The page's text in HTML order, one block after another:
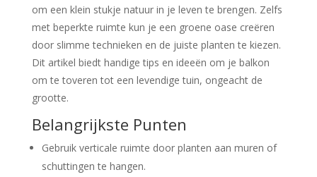
om een klein stukje natuur in je leven te brengen. Zelfs
met beperkte ruimte kun je een groene oase creëren
door slimme technieken en de juiste planten te kiezen.
Dit artikel biedt handige tips en ideeën om je balkon
om te toveren tot een levendige tuin, ongeacht de
grootte.
Belangrijkste Punten
Gebruik verticale ruimte door planten aan muren of
schuttingen te hangen.